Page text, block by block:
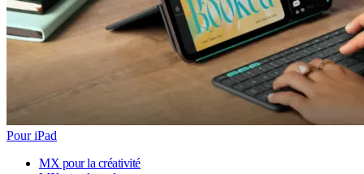
Pour iPad
MX pour la créativité